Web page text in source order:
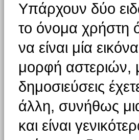
Υπάρχουν δύο
το όνομα χρήστη
να είναι μία
μορφή αστεριών,
δημοσιεύσεις
άλλη, συνήθως
και είναι